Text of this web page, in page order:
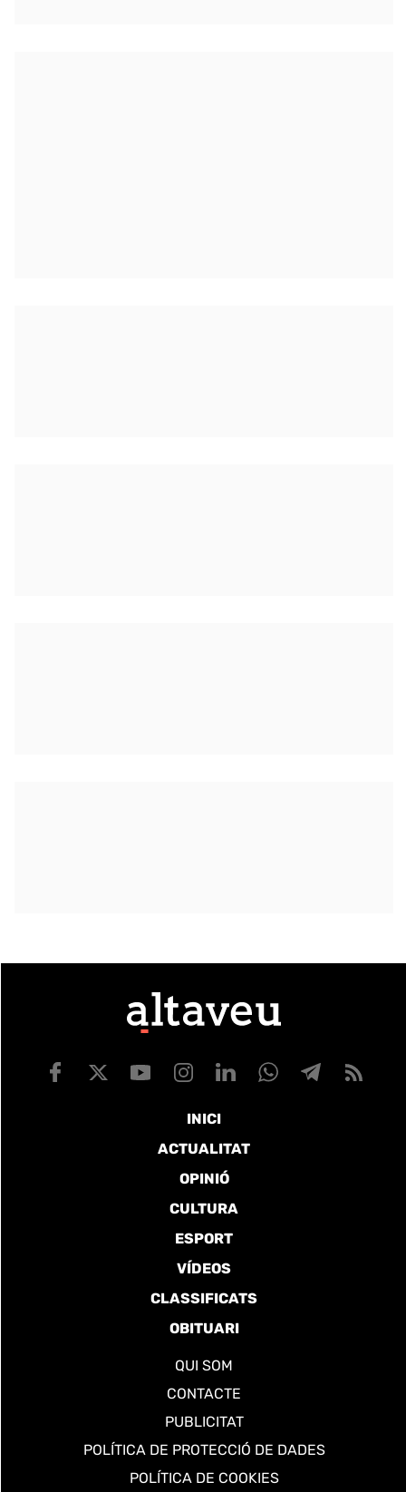
INICI
ACTUALITAT
OPINIÓ
CULTURA
ESPORT
VÍDEOS
CLASSIFICATS
OBITUARI
QUI SOM
CONTACTE
PUBLICITAT
POLÍTICA DE PROTECCIÓ DE DADES
POLÍTICA DE COOKIES